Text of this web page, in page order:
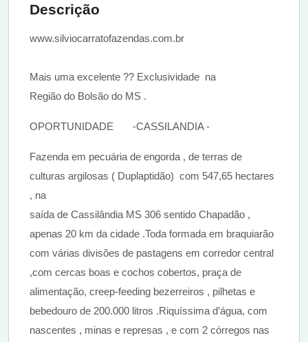
Descrição
www.silviocarratofazendas.com.br
Mais uma excelente ?? Exclusividade na
Região do Bolsão do MS .
OPORTUNIDADE -CASSILANDIA -
Fazenda em pecuária de engorda , de terras de
culturas argilosas ( Duplaptidão) com 547,65 hectares
, na
saída de Cassilândia MS 306 sentido Chapadão ,
apenas 20 km da cidade .Toda formada em braquiarão
com várias divisões de pastagens em corredor central
,com cercas boas e cochos cobertos, praça de
alimentação, creep-feeding bezerreiros , pilhetas e
bebedouro de 200.000 litros .Riquíssima d’água, com
nascentes , minas e represas , e com 2 córregos nas